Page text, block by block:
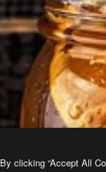
By clicking “Accept All